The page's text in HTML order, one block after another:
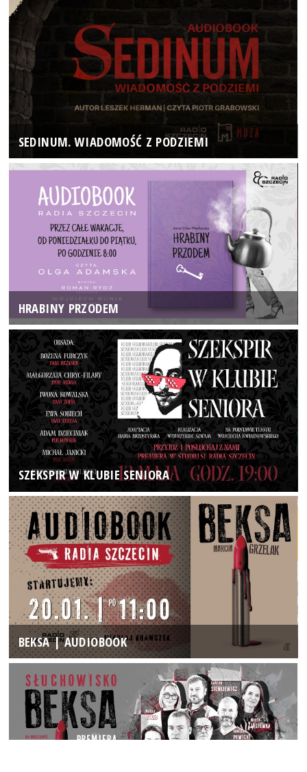
SEDINUM. WIADOMOŚĆ Z PODZIEMI
HRABINY PRZODEM
SZEKSPIR W KLUBIE SENIORA
BEKSA | AUDIOBOOK